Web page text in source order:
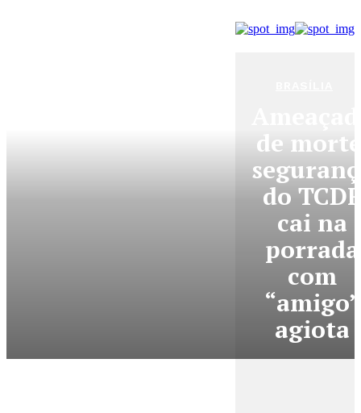
de
do TCDF
cai na
porrada
com
“amigo”
agiota